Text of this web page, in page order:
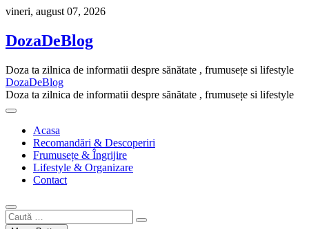
Skip
content
vineri, august 07, 2026
DozaDeBlog
Doza ta zilnica de informatii despre sănătate , frumusețe si lifestyle
DozaDeBlog
Doza ta zilnica de informatii despre sănătate , frumusețe si lifestyle
Acasa
Recomandări & Descoperiri
Frumusețe & Îngrijire
Lifestyle & Organizare
Contact
Caută